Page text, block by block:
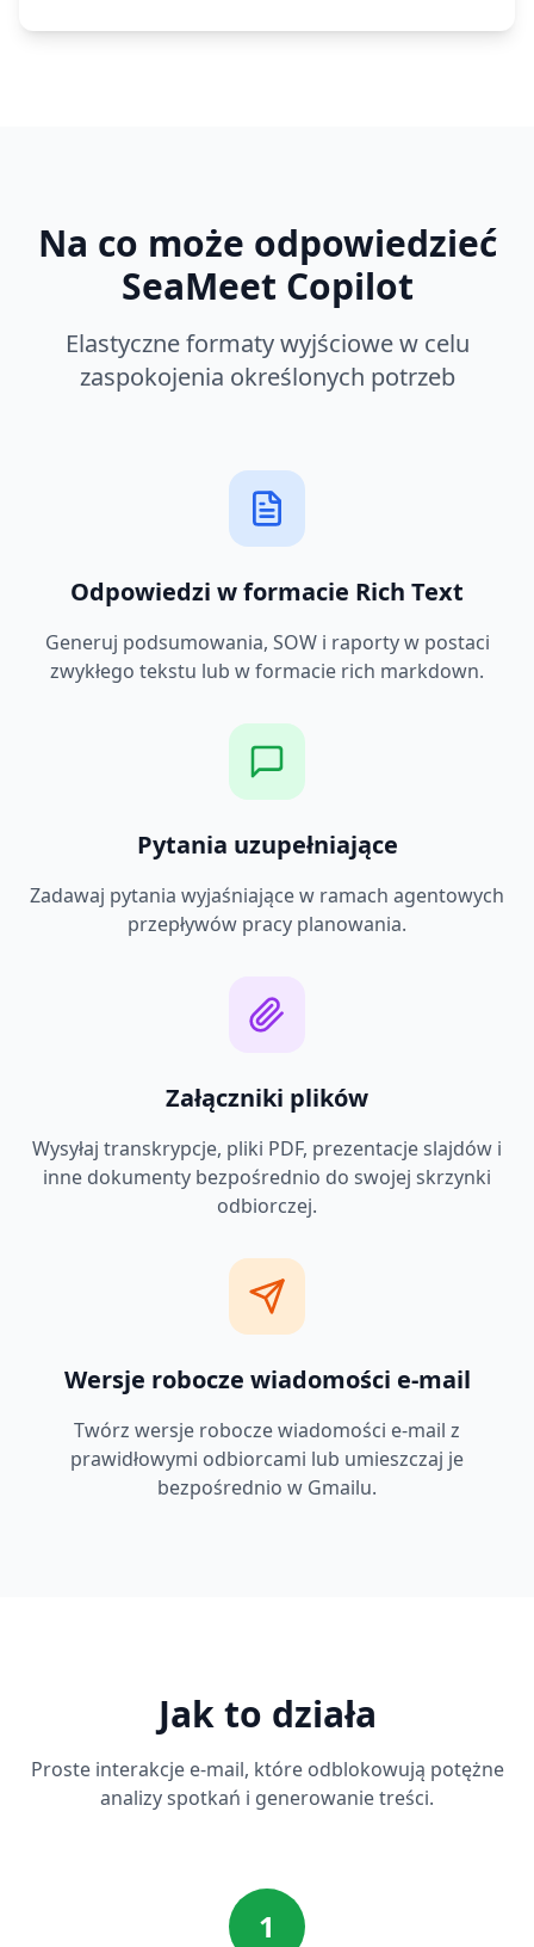
Na co może odpowiedzieć
SeaMeet Copilot
Elastyczne formaty wyjściowe w celu
zaspokojenia określonych potrzeb
Odpowiedzi w formacie Rich Text
Generuj podsumowania, SOW i raporty w postaci
zwykłego tekstu lub w formacie rich markdown.
Pytania uzupełniające
Zadawaj pytania wyjaśniające w ramach agentowych
przepływów pracy planowania.
Załączniki plików
Wysyłaj transkrypcje, pliki PDF, prezentacje slajdów i
inne dokumenty bezpośrednio do swojej skrzynki
odbiorczej.
Wersje robocze wiadomości e-mail
Twórz wersje robocze wiadomości e-mail z
prawidłowymi odbiorcami lub umieszczaj je
bezpośrednio w Gmailu.
Jak to działa
Proste interakcje e-mail, które odblokowują potężne
analizy spotkań i generowanie treści.
1